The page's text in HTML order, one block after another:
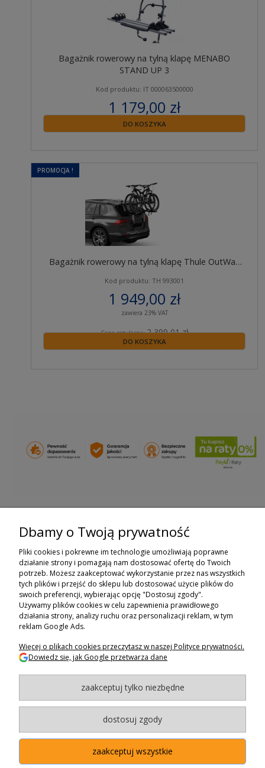
Bagażnik rowerowy na tylną klapę MENABO
STAND UP 3
Kod produktu: IT 000063500000
1 179,00 zł
zawiera 23% VAT
DO KOSZYKA
Bagażnik rowerowy na tylną klapę Thule OutWay
Kod produktu: TH 993001
1 949,00 zł
zawiera 23% VAT
Cena regularna:2 399,01 zł
Najniższa cena z 30 dni przed obniżką:
DO KOSZYKA
PROMOCJA !
ZAPISZ SIĘ DO NEWSLETTERA
ZAPISZ SIĘ
ZAKUPY
POMOC
MOJE KONTO
BAGAZNIKI.PL- 2024
Dbamy o Twoją prywatność
Pliki cookies i pokrewne im technologie umożliwiają poprawne
działanie strony i pomagają nam dostosować ofertę do Twoich
potrzeb. Możesz zaakceptować wykorzystanie przez nas wszystkich
tych plików i przejść do sklepu lub dostosować użycie plików do
swoich preferencji, wybierając opcję "Dostosuj zgody".
Używamy plików cookies w celu zapewnienia prawidłowego
działania strony, analizy ruchu oraz personalizacji reklam, w tym
reklam Google Ads.
Więcej o plikach cookies przeczytasz w naszej Polityce prywatności.
Dowiedz się, jak Google przetwarza dane
zaakceptuj tylko niezbędne
dostosuj zgody
zaakceptuj wszystkie